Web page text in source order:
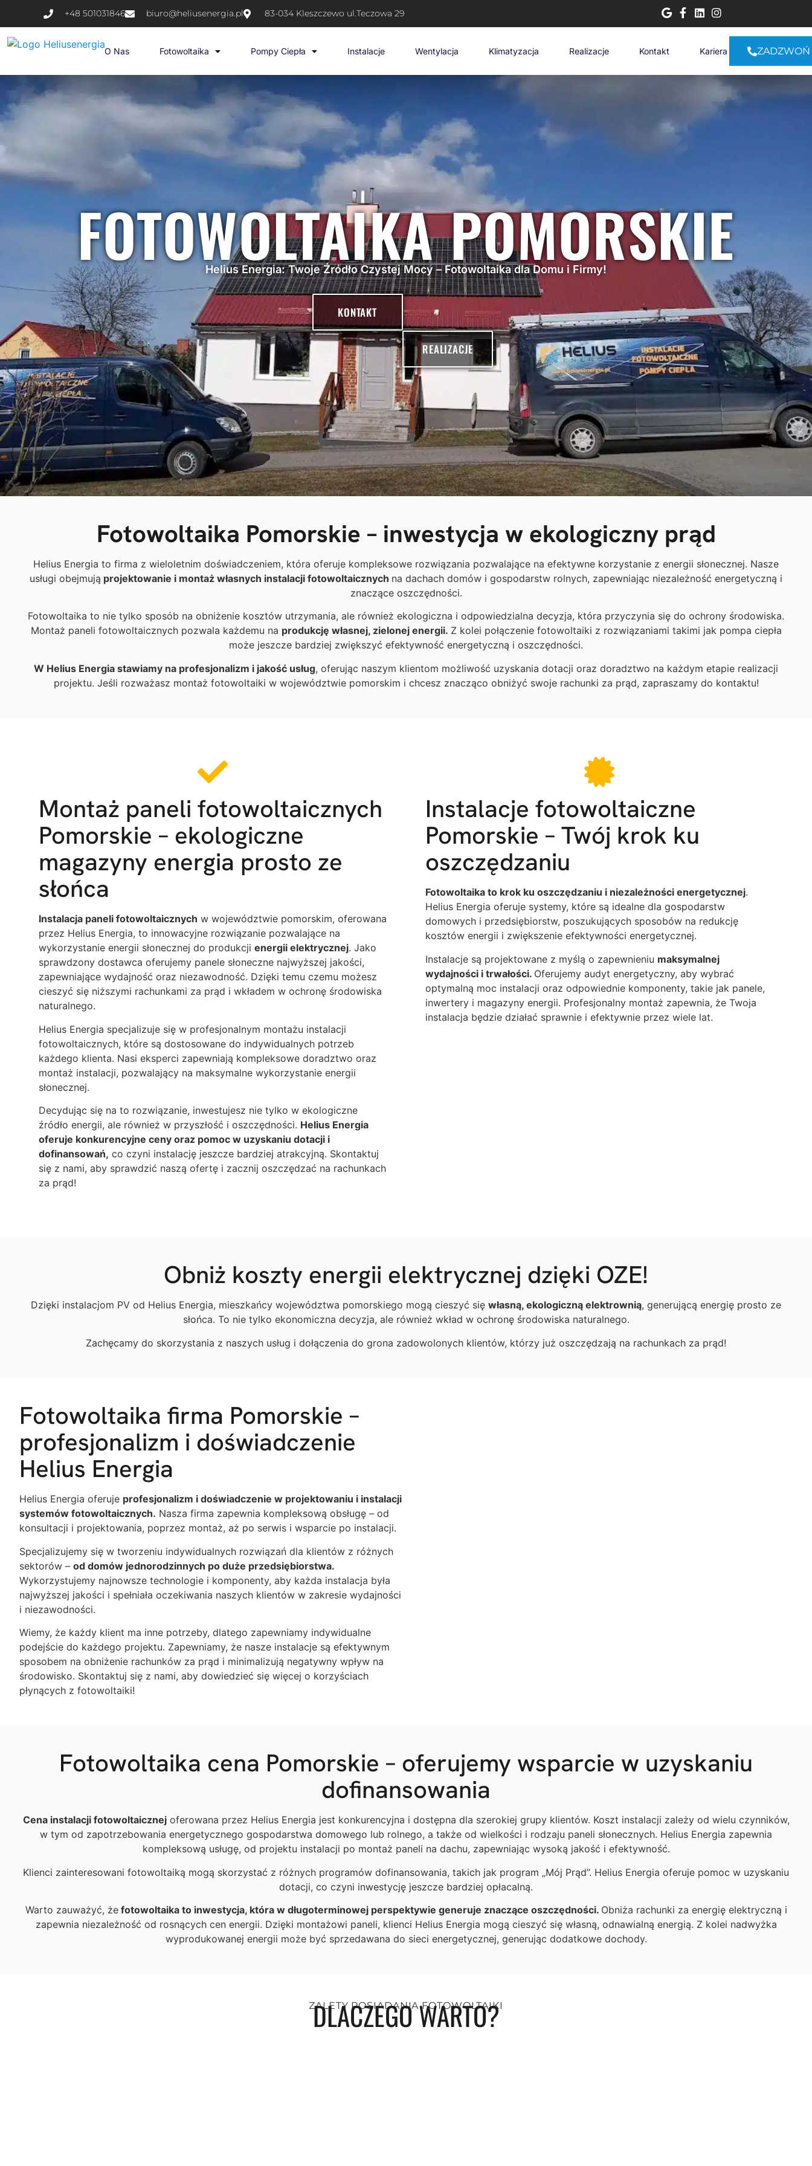
+48 501031846 biuro@heliusenergia.pl 83-034 Kleszczewo ul.Teczowa 29
O Nas Fotowoltaika Pompy Ciepła Instalacje Wentylacja Klimatyzacja Realizacje Kontakt Kariera ZADZWOŃ
FOTOWOLTAIKA POMORSKIE
Helius Energia: Twoje Źródło Czystej Mocy – Fotowoltaika dla Domu i Firmy!
KONTAKT
REALIZACJE
Fotowoltaika Pomorskie – inwestycja w ekologiczny prąd
Helius Energia to firma z wieloletnim doświadczeniem, która oferuje kompleksowe rozwiązania pozwalające na efektywne korzystanie z energii słonecznej. Nasze
usługi obejmują projektowanie i montaż własnych instalacji fotowoltaicznych na dachach domów i gospodarstw rolnych, zapewniając niezależność energetyczną i
znaczące oszczędności.
Fotowoltaika to nie tylko sposób na obniżenie kosztów utrzymania, ale również ekologiczna i odpowiedzialna decyzja, która przyczynia się do ochrony środowiska.
Montaż paneli fotowoltaicznych pozwala każdemu na produkcję własnej, zielonej energii. Z kolei połączenie fotowoltaiki z rozwiązaniami takimi jak pompa ciepła
może jeszcze bardziej zwiększyć efektywność energetyczną i oszczędności.
W Helius Energia stawiamy na profesjonalizm i jakość usług, oferując naszym klientom możliwość uzyskania dotacji oraz doradztwo na każdym etapie realizacji
projektu. Jeśli rozważasz montaż fotowoltaiki w województwie pomorskim i chcesz znacząco obniżyć swoje rachunki za prąd, zapraszamy do kontaktu!
Montaż paneli fotowoltaicznych
Pomorskie – ekologiczne
magazyny energia prosto ze
słońca
Instalacja paneli fotowoltaicznych w województwie pomorskim, oferowana
przez Helius Energia, to innowacyjne rozwiązanie pozwalające na
wykorzystanie energii słonecznej do produkcji energii elektrycznej. Jako
sprawdzony dostawca oferujemy panele słoneczne najwyższej jakości,
zapewniające wydajność oraz niezawodność. Dzięki temu czemu możesz
cieszyć się niższymi rachunkami za prąd i wkładem w ochronę środowiska
naturalnego.
Helius Energia specjalizuje się w profesjonalnym montażu instalacji
fotowoltaicznych, które są dostosowane do indywidualnych potrzeb
każdego klienta. Nasi eksperci zapewniają kompleksowe doradztwo oraz
montaż instalacji, pozwalający na maksymalne wykorzystanie energii
słonecznej.
Decydując się na to rozwiązanie, inwestujesz nie tylko w ekologiczne
źródło energii, ale również w przyszłość i oszczędności. Helius Energia
oferuje konkurencyjne ceny oraz pomoc w uzyskaniu dotacji i
dofinansowań, co czyni instalację jeszcze bardziej atrakcyjną. Skontaktuj
się z nami, aby sprawdzić naszą ofertę i zacznij oszczędzać na rachunkach
za prąd!
Instalacje fotowoltaiczne
Pomorskie – Twój krok ku
oszczędzaniu
Fotowoltaika to krok ku oszczędzaniu i niezależności energetycznej.
Helius Energia oferuje systemy, które są idealne dla gospodarstw
domowych i przedsiębiorstw, poszukujących sposobów na redukcję
kosztów energii i zwiększenie efektywności energetycznej.
Instalacje są projektowane z myślą o zapewnieniu maksymalnej
wydajności i trwałości. Oferujemy audyt energetyczny, aby wybrać
optymalną moc instalacji oraz odpowiednie komponenty, takie jak panele,
inwertery i magazyny energii. Profesjonalny montaż zapewnia, że Twoja
instalacja będzie działać sprawnie i efektywnie przez wiele lat.
Obniż koszty energii elektrycznej dzięki OZE!
Dzięki instalacjom PV od Helius Energia, mieszkańcy województwa pomorskiego mogą cieszyć się własną, ekologiczną elektrownią, generującą energię prosto ze
słońca. To nie tylko ekonomiczna decyzja, ale również wkład w ochronę środowiska naturalnego.
Zachęcamy do skorzystania z naszych usług i dołączenia do grona zadowolonych klientów, którzy już oszczędzają na rachunkach za prąd!
Fotowoltaika firma Pomorskie –
profesjonalizm i doświadczenie
Helius Energia
Helius Energia oferuje profesjonalizm i doświadczenie w projektowaniu i instalacji
systemów fotowoltaicznych. Nasza firma zapewnia kompleksową obsługę – od
konsultacji i projektowania, poprzez montaż, aż po serwis i wsparcie po instalacji.
Specjalizujemy się w tworzeniu indywidualnych rozwiązań dla klientów z różnych
sektorów – od domów jednorodzinnych po duże przedsiębiorstwa.
Wykorzystujemy najnowsze technologie i komponenty, aby każda instalacja była
najwyższej jakości i spełniała oczekiwania naszych klientów w zakresie wydajności
i niezawodności.
Wiemy, że każdy klient ma inne potrzeby, dlatego zapewniamy indywidualne
podejście do każdego projektu. Zapewniamy, że nasze instalacje są efektywnym
sposobem na obniżenie rachunków za prąd i minimalizują negatywny wpływ na
środowisko. Skontaktuj się z nami, aby dowiedzieć się więcej o korzyściach
płynących z fotowoltaiki!
Fotowoltaika cena Pomorskie – oferujemy wsparcie w uzyskaniu
dofinansowania
Cena instalacji fotowoltaicznejoferowana przez Helius Energia jest konkurencyjna i dostępna dla szerokiej grupy klientów. Koszt instalacji zależy od wielu czynników,
w tym od zapotrzebowania energetycznego gospodarstwa domowego lub rolnego, a także od wielkości i rodzaju paneli słonecznych. Helius Energia zapewnia
kompleksową usługę, od projektu instalacji po montaż paneli na dachu, zapewniając wysoką jakość i efektywność.
Klienci zainteresowani fotowoltaiką mogą skorzystać z różnych programów dofinansowania, takich jak program „Mój Prąd”. Helius Energia oferuje pomoc w uzyskaniu
dotacji, co czyni inwestycję jeszcze bardziej opłacalną.
Warto zauważyć, żefotowoltaika to inwestycja, która w długoterminowej perspektywie generuje znaczące oszczędności. Obniża rachunki za energię elektryczną i
zapewnia niezależność od rosnących cen energii. Dzięki montażowi paneli, klienci Helius Energia mogą cieszyć się własną, odnawialną energią. Z kolei nadwyżka
wyprodukowanej energii może być sprzedawana do sieci energetycznej, generując dodatkowe dochody.
ZALETY POSIADANIA FOTOWOLTAIKI
DLACZEGO WARTO?